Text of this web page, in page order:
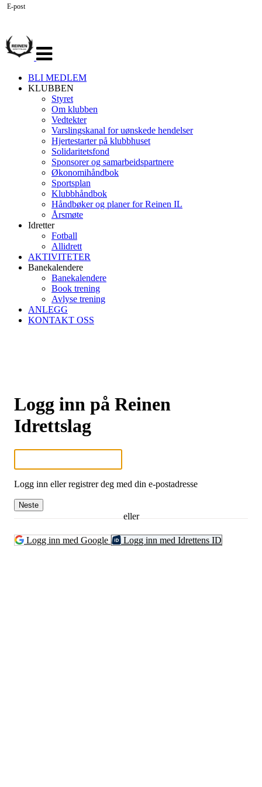
navigasjon
BLI MEDLEM
KLUBBEN
Styret
Om klubben
Vedtekter
Varslingskanal for uønskede hendelser
Hjertestarter på klubbhuset
Solidaritetsfond
Sponsorer og samarbeidspartnere
Økonomihåndbok
Sportsplan
Klubbhåndbok
Håndbøker og planer for Reinen IL
Årsmøte
Idretter
Fotball
Allidrett
AKTIVITETER
Banekalendere
Banekalendere
Book trening
Avlyse trening
ANLEGG
KONTAKT OSS
Logg inn på Reinen
Idrettslag
E-post
Logg inn eller registrer deg med din e-postadresse
Neste
eller
Logg inn med Google Logg inn med Idrettens ID